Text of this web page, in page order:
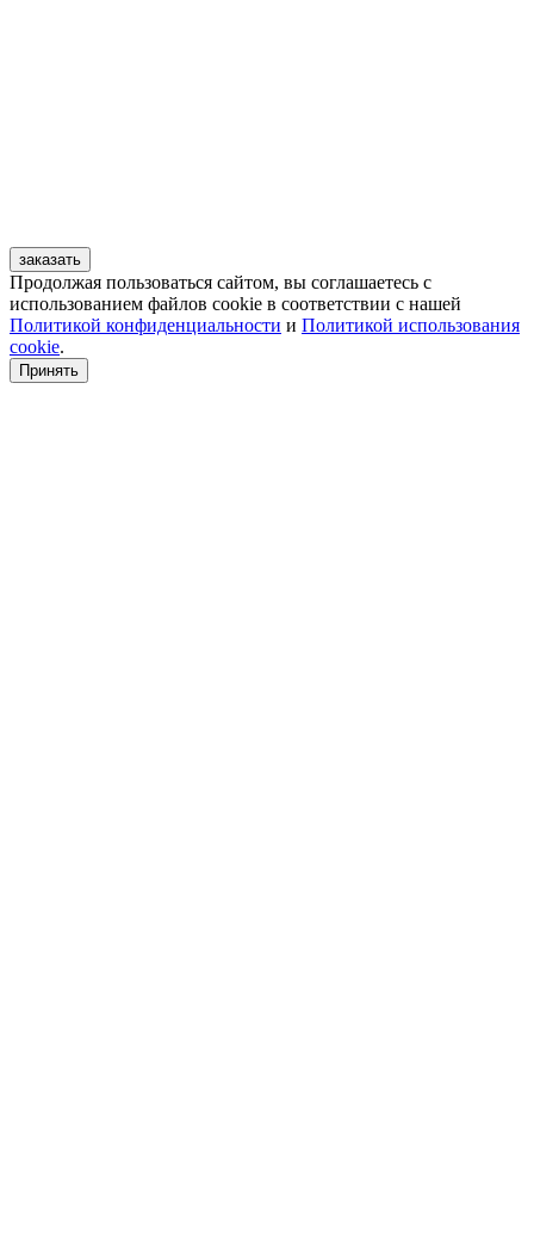
заказать
Продолжая пользоваться сайтом, вы соглашаетесь с
использованием файлов cookie в соответствии с нашей
Политикой конфиденциальности и Политикой использования
cookie.
Принять